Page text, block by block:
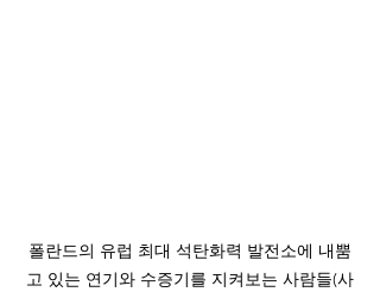
폴란드의 유럽 최대 석탄화력 발전소에 내뿜
고 있는 연기와 수증기를 지켜보는 사람들(사